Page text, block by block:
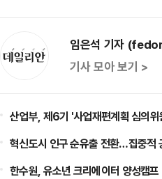
임은석 기자
기사 모아 보기 >
산업부, 제6기 '사업재편계획 심의
혁신도시 인구 순유출 전환…집중적
한수원, 유소년 크리에이터 양성캠